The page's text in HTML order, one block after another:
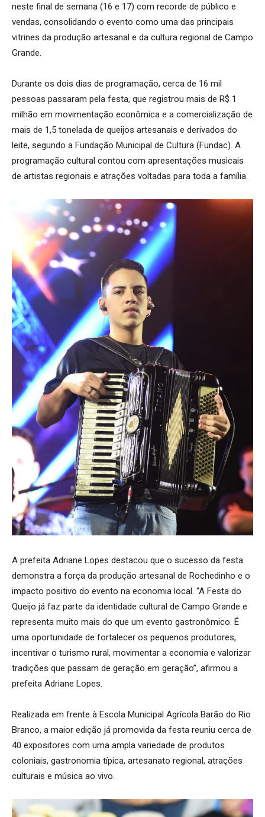
neste final de semana (16 e 17) com recorde de público e
vendas, consolidando o evento como uma das principais
vitrines da produção artesanal e da cultura regional de Campo
Grande.
Durante os dois dias de programação, cerca de 16 mil
pessoas passaram pela festa, que registrou mais de R$ 1
milhão em movimentação econômica e a comercialização de
mais de 1,5 tonelada de queijos artesanais e derivados do
leite, segundo a Fundação Municipal de Cultura (Fundac). A
programação cultural contou com apresentações musicais
de artistas regionais e atrações voltadas para toda a família.
A prefeita Adriane Lopes destacou que o sucesso da festa
demonstra a força da produção artesanal de Rochedinho e o
impacto positivo do evento na economia local. “A Festa do
Queijo já faz parte da identidade cultural de Campo Grande e
representa muito mais do que um evento gastronômico. É
uma oportunidade de fortalecer os pequenos produtores,
incentivar o turismo rural, movimentar a economia e valorizar
tradições que passam de geração em geração”, afirmou a
prefeita Adriane Lopes.
Realizada em frente à Escola Municipal Agrícola Barão do Rio
Branco, a maior edição já promovida da festa reuniu cerca de
40 expositores com uma ampla variedade de produtos
coloniais, gastronomia típica, artesanato regional, atrações
culturais e música ao vivo.